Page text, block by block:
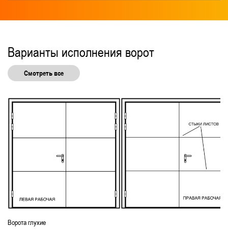
Варианты исполнения ворот
Смотреть все
Ворота глухие